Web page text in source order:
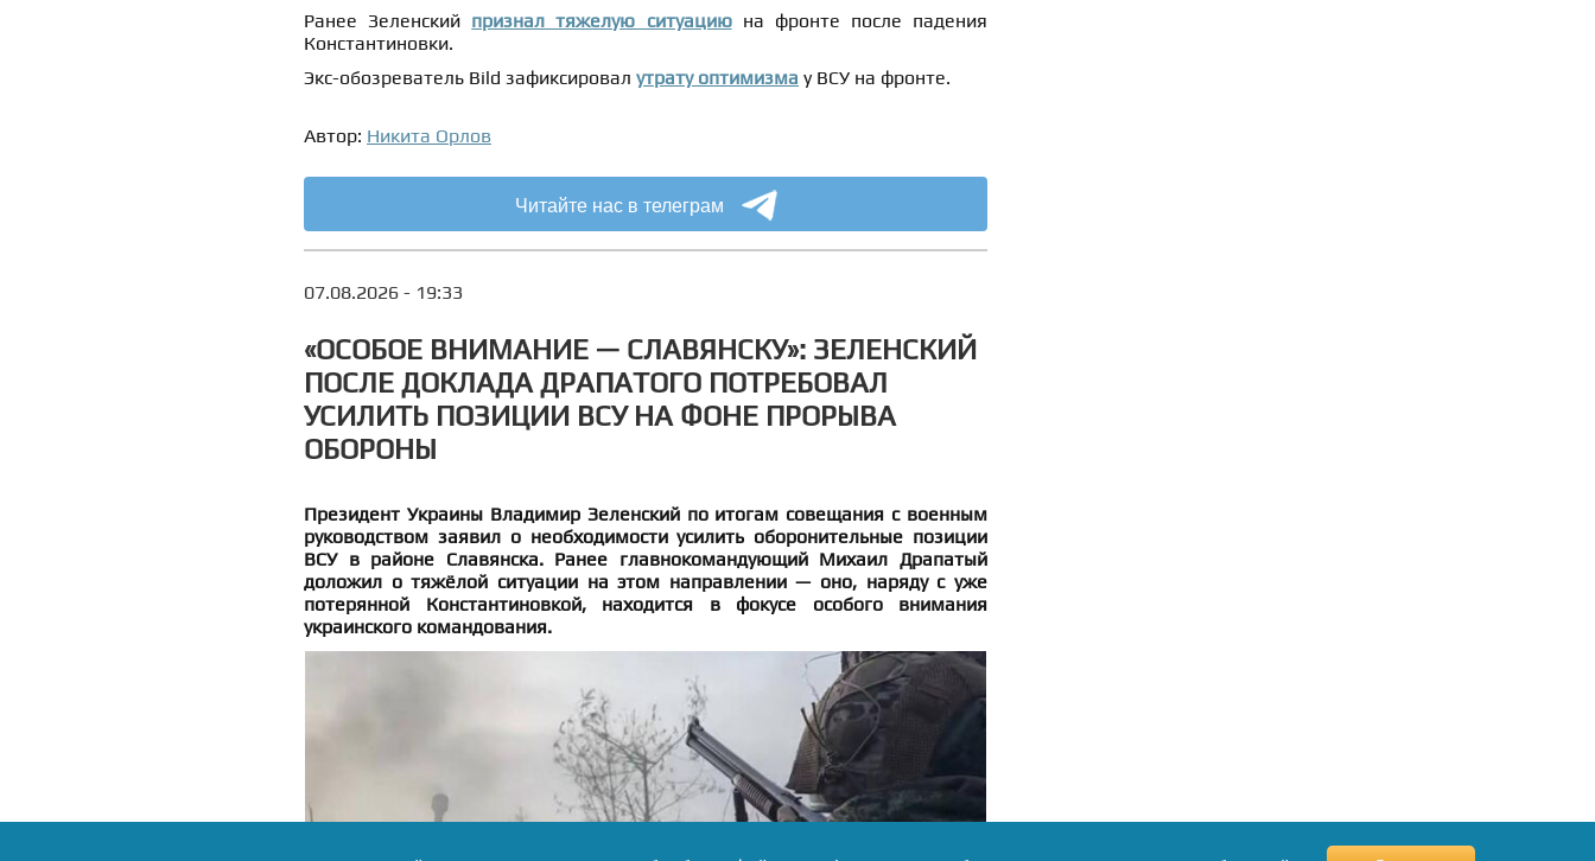
Ранее Зеленский признал тяжелую ситуациюна фронте после падения
Константиновки.
Экс-обозреватель Bild зафиксировал утрату оптимизма у ВСУ на фронте.
Автор: Никита Орлов
Читайте нас в телеграм
07.08.2026 - 19:33
«ОСОБОЕ ВНИМАНИЕ — СЛАВЯНСКУ»: ЗЕЛЕНСКИЙ
ПОСЛЕ ДОКЛАДА ДРАПАТОГО ПОТРЕБОВАЛ
УСИЛИТЬ ПОЗИЦИИ ВСУ НА ФОНЕ ПРОРЫВА
ОБОРОНЫ
Президент Украины Владимир Зеленский по итогам совещания с военным
руководством заявил о необходимости усилить оборонительные позиции
ВСУ в районе Славянска. Ранее главнокомандующий Михаил Драпатый
доложил о тяжёлой ситуации на этом направлении — оно, наряду с уже
потерянной Константиновкой, находится в фокусе особого внимания
украинского командования.